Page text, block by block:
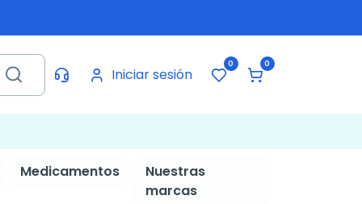
Iniciar sesión
0 0
Medicamentos
Nuestras
marcas